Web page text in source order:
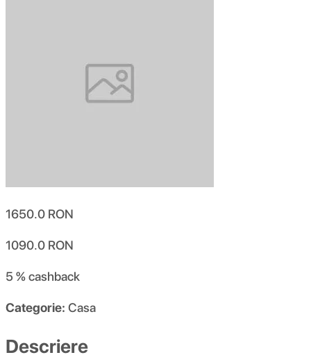
1650.0 RON
1090.0 RON
5 %cashback
Categorie: Casa
Descriere